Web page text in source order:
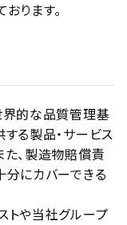
ります。
界的な品質管理基
る製品・サービス
た、製造物賠償責
分にカバーできる
トや当社グループ